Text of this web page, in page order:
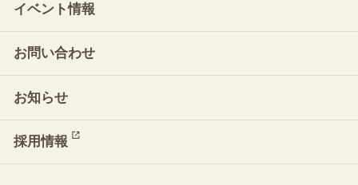
イベント情報
お問い合わせ
お知らせ
採用情報